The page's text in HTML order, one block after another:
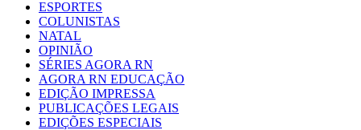
ESPORTES
COLUNISTAS
NATAL
OPINIÃO
SÉRIES AGORA RN
AGORA RN EDUCAÇÃO
EDIÇÃO IMPRESSA
PUBLICAÇÕES LEGAIS
EDIÇÕES ESPECIAIS